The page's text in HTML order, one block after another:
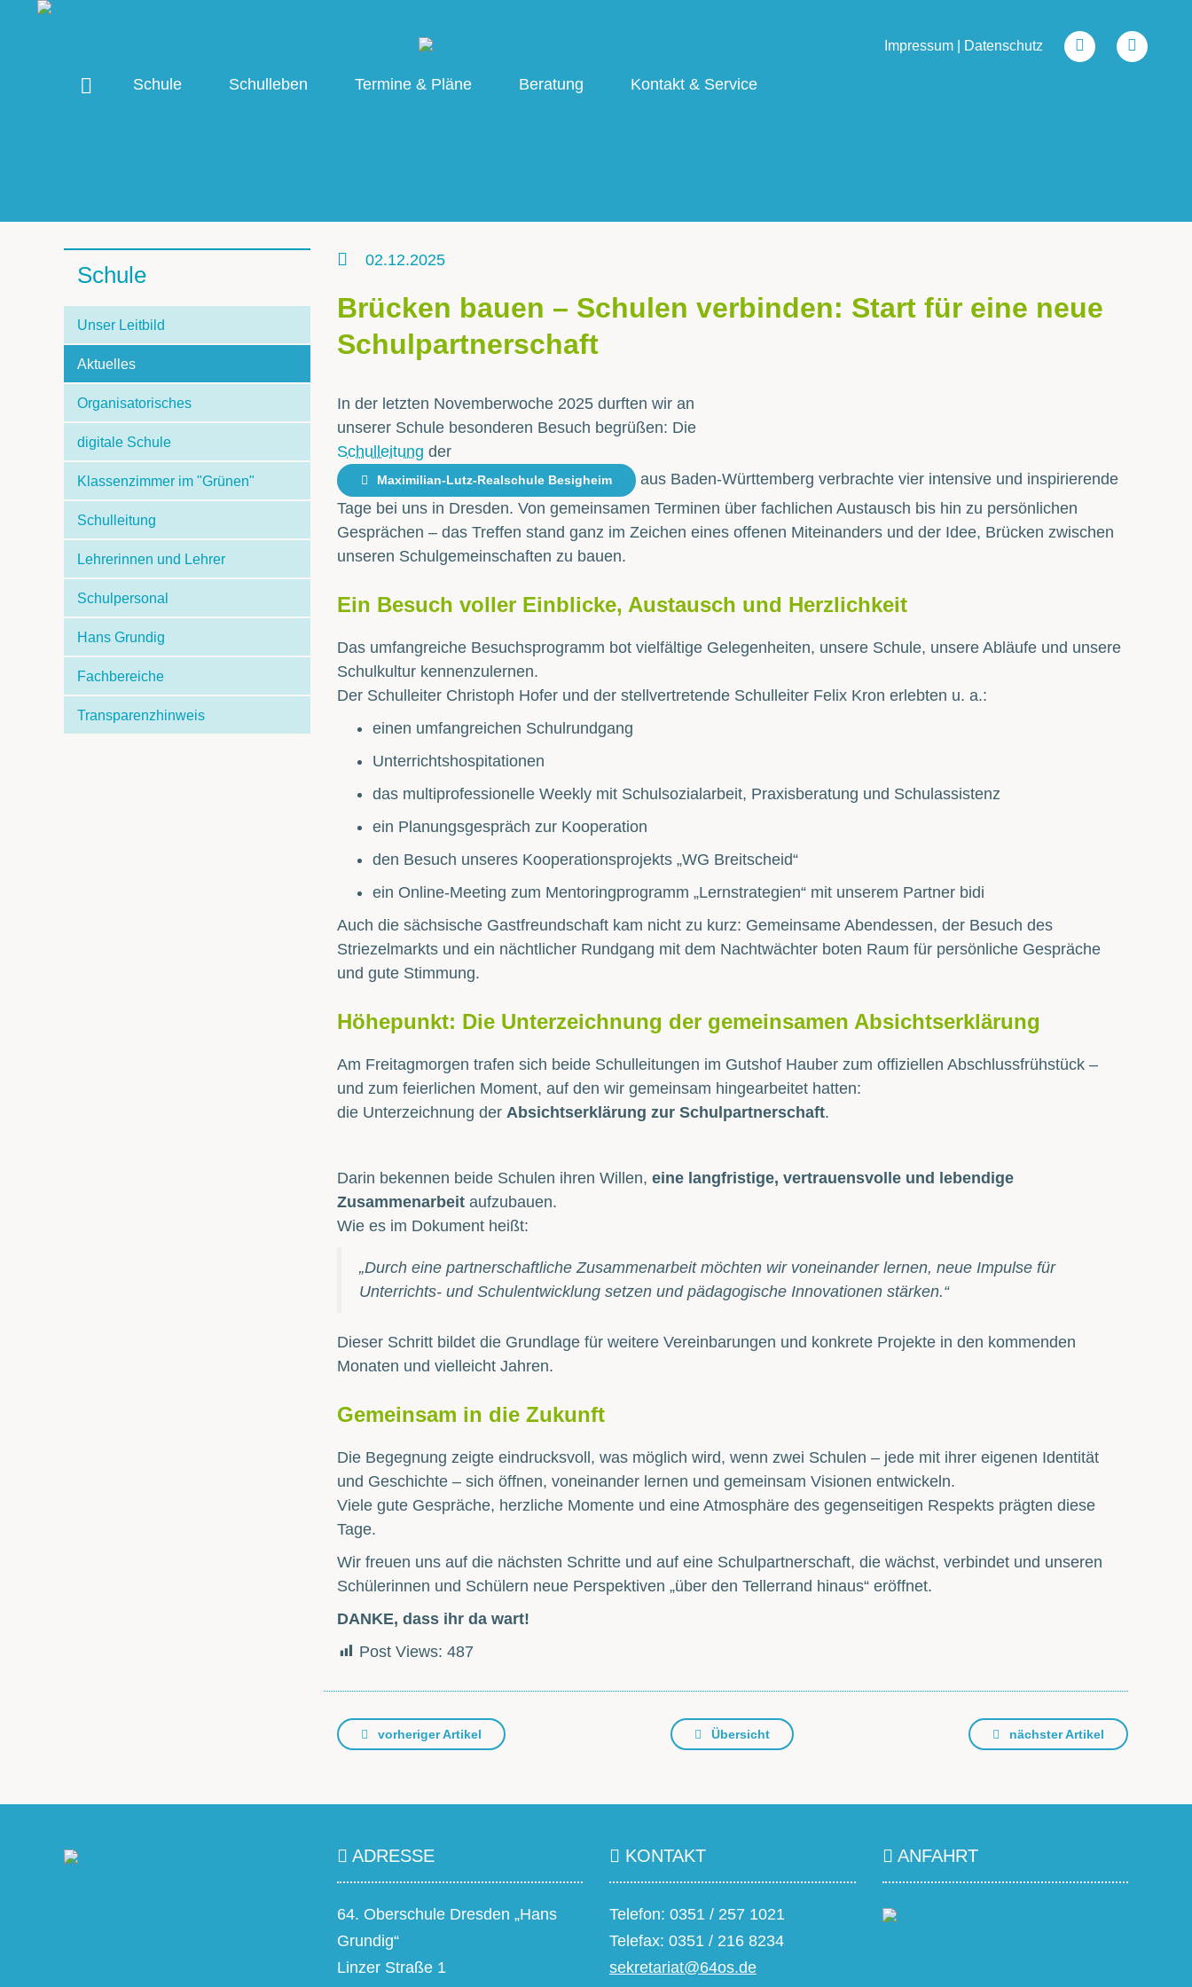
Impressum Datenschutz
Schule Schulleben Termine & Pläne Beratung Kontakt & Service
Schule
Unser Leitbild
Aktuelles
Organisatorisches
digitale Schule
Klassenzimmer im "Grünen"
Schulleitung
Lehrerinnen und Lehrer
Schulpersonal
Hans Grundig
Fachbereiche
Transparenzhinweis
02.12.2025
Brücken bauen – Schulen verbinden: Start für eine neue
Schulpartnerschaft
In der letzten Novemberwoche 2025 durften wir an
unserer Schule besonderen Besuch begrüßen: Die
Schulleitung der
Maximilian-Lutz-Realschule Besigheim
aus Baden-Württemberg verbrachte vier intensive und inspirierende
Tage bei uns in Dresden. Von gemeinsamen Terminen über fachlichen Austausch bis hin zu persönlichen
Gesprächen – das Treffen stand ganz im Zeichen eines offenen Miteinanders und der Idee, Brücken zwischen
unseren Schulgemeinschaften zu bauen.
Ein Besuch voller Einblicke, Austausch und Herzlichkeit
Das umfangreiche Besuchsprogramm bot vielfältige Gelegenheiten, unsere Schule, unsere Abläufe und unsere
Schulkultur kennenzulernen.
Der Schulleiter Christoph Hofer und der stellvertretende Schulleiter Felix Kron erlebten u. a.:
einen umfangreichen Schulrundgang
Unterrichtshospitationen
das multiprofessionelle Weekly mit Schulsozialarbeit, Praxisberatung und Schulassistenz
ein Planungsgespräch zur Kooperation
den Besuch unseres Kooperationsprojekts „WG Breitscheid“
ein Online-Meeting zum Mentoringprogramm „Lernstrategien“ mit unserem Partner bidi
Auch die sächsische Gastfreundschaft kam nicht zu kurz: Gemeinsame Abendessen, der Besuch des
Striezelmarkts und ein nächtlicher Rundgang mit dem Nachtwächter boten Raum für persönliche Gespräche
und gute Stimmung.
Höhepunkt: Die Unterzeichnung der gemeinsamen Absichtserklärung
Am Freitagmorgen trafen sich beide Schulleitungen im Gutshof Hauber zum offiziellen Abschlussfrühstück –
und zum feierlichen Moment, auf den wir gemeinsam hingearbeitet hatten:
die Unterzeichnung der Absichtserklärung zur Schulpartnerschaft.
Darin bekennen beide Schulen ihren Willen, eine langfristige, vertrauensvolle und lebendige
Zusammenarbeitaufzubauen.
Wie es im Dokument heißt:
„Durch eine partnerschaftliche Zusammenarbeit möchten wir voneinander lernen, neue Impulse für
Unterrichts- und Schulentwicklung setzen und pädagogische Innovationen stärken.“
Dieser Schritt bildet die Grundlage für weitere Vereinbarungen und konkrete Projekte in den kommenden
Monaten und vielleicht Jahren.
Gemeinsam in die Zukunft
Die Begegnung zeigte eindrucksvoll, was möglich wird, wenn zwei Schulen – jede mit ihrer eigenen Identität
und Geschichte – sich öffnen, voneinander lernen und gemeinsam Visionen entwickeln.
Viele gute Gespräche, herzliche Momente und eine Atmosphäre des gegenseitigen Respekts prägten diese
Tage.
Wir freuen uns auf die nächsten Schritte und auf eine Schulpartnerschaft, die wächst, verbindet und unseren
Schülerinnen und Schülern neue Perspektiven „über den Tellerrand hinaus“ eröffnet.
DANKE, dass ihr da wart!
Post Views: 487
vorheriger Artikel Übersicht nächster Artikel
ADRESSE
64. Oberschule Dresden „Hans
Grundig“
Linzer Straße 1
KONTAKT
Telefon: 0351 / 257 1021
Telefax: 0351 / 216 8234
sekretariat@64os.de
ANFAHRT